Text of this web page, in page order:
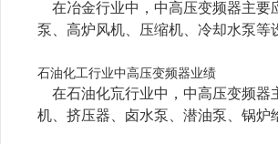
在冶金行业中，中高压变频器主要
泵、高炉风机、压缩机、冷却水泵等
石油化工行业中高压变频器业绩
在石油化巟行业中，中高压变频器
机、挤压器、卤水泵、潜油泵、锅炉